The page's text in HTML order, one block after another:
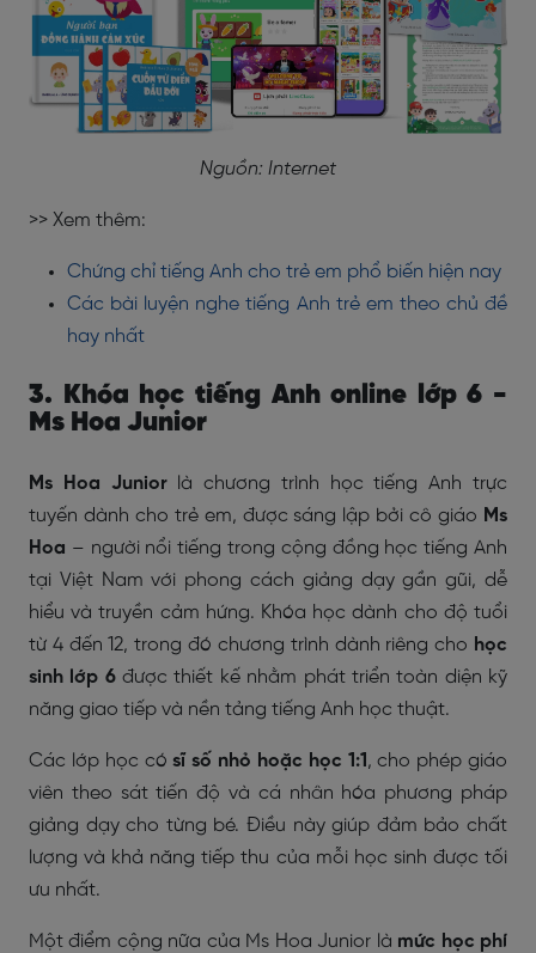
Nguồn: Internet
>> Xem thêm:
Chứng chỉ tiếng Anh cho trẻ em phổ biến hiện nay
Các bài luyện nghe tiếng Anh trẻ em theo chủ đề
hay nhất
3. Khóa học tiếng Anh online lớp 6 -
Ms Hoa Junior
Ms Hoa Juniorlà chương trình học tiếng Anh trực
tuyến dành cho trẻ em, được sáng lập bởi cô giáo Ms
Hoa – người nổi tiếng trong cộng đồng học tiếng Anh
tại Việt Nam với phong cách giảng dạy gần gũi, dễ
hiểu và truyền cảm hứng. Khóa học dành cho độ tuổi
từ 4 đến 12, trong đó chương trình dành riêng cho học
sinh lớp 6được thiết kế nhằm phát triển toàn diện kỹ
năng giao tiếp và nền tảng tiếng Anh học thuật.
Các lớp học cósĩ số nhỏ hoặc học 1:1 , cho phép giáo
viên theo sát tiến độ và cá nhân hóa phương pháp
giảng dạy cho từng bé. Điều này giúp đảm bảo chất
lượng và khả năng tiếp thu của mỗi học sinh được tối
ưu nhất.
Một điểm cộng nữa của Ms Hoa Junior là mức học phí